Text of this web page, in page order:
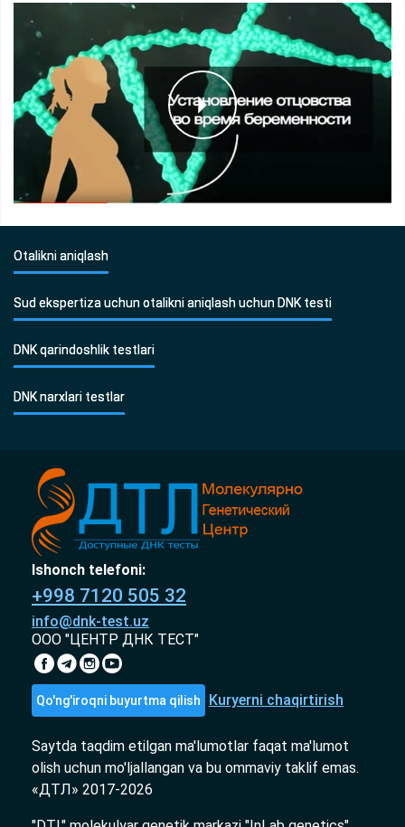
Otalikni aniqlash
Sud ekspertiza uchun otalikni aniqlash uchun DNK testi
DNK qarindoshlik testlari
DNK narxlari testlar
Ishonch telefoni:
+998 7120 505 32
info@dnk-test.uz
ООО "ЦЕНТР ДНК ТЕСТ"
Qo'ng'iroqni buyurtma qilish Kuryerni chaqirtirish
Saytda taqdim etilgan ma'lumotlar faqat ma'lumot
olish uchun mo'ljallangan va bu ommaviy taklif emas.
«ДТЛ» 2017-2026